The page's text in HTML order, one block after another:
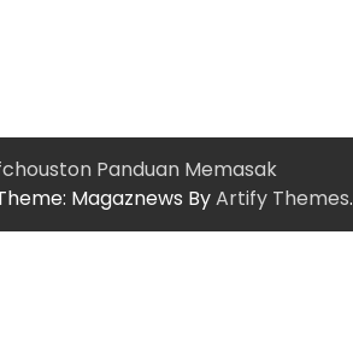
Panduan Memasak
Magaznews ByArtify Themes.